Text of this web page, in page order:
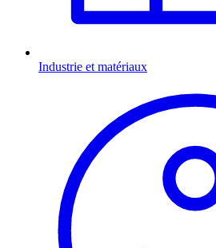
Industrie et matériaux